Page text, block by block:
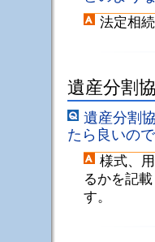
法定相
遺産分割
遺産分割
たら良いの
様式、
るかを記
す。